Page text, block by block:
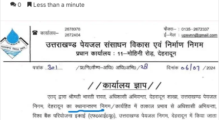
n
m
i
l
0 Less than a minute